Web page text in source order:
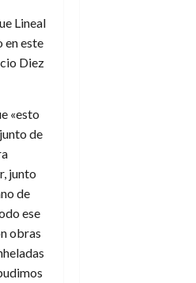
Lineal
en este
Diez
«esto
de
junto
de
ese
obras